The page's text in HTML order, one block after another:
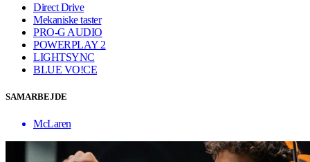
Direct Drive
Mekaniske taster
PRO-G AUDIO
POWERPLAY 2
LIGHTSYNC
BLUE VO!CE
SAMARBEJDE
McLaren